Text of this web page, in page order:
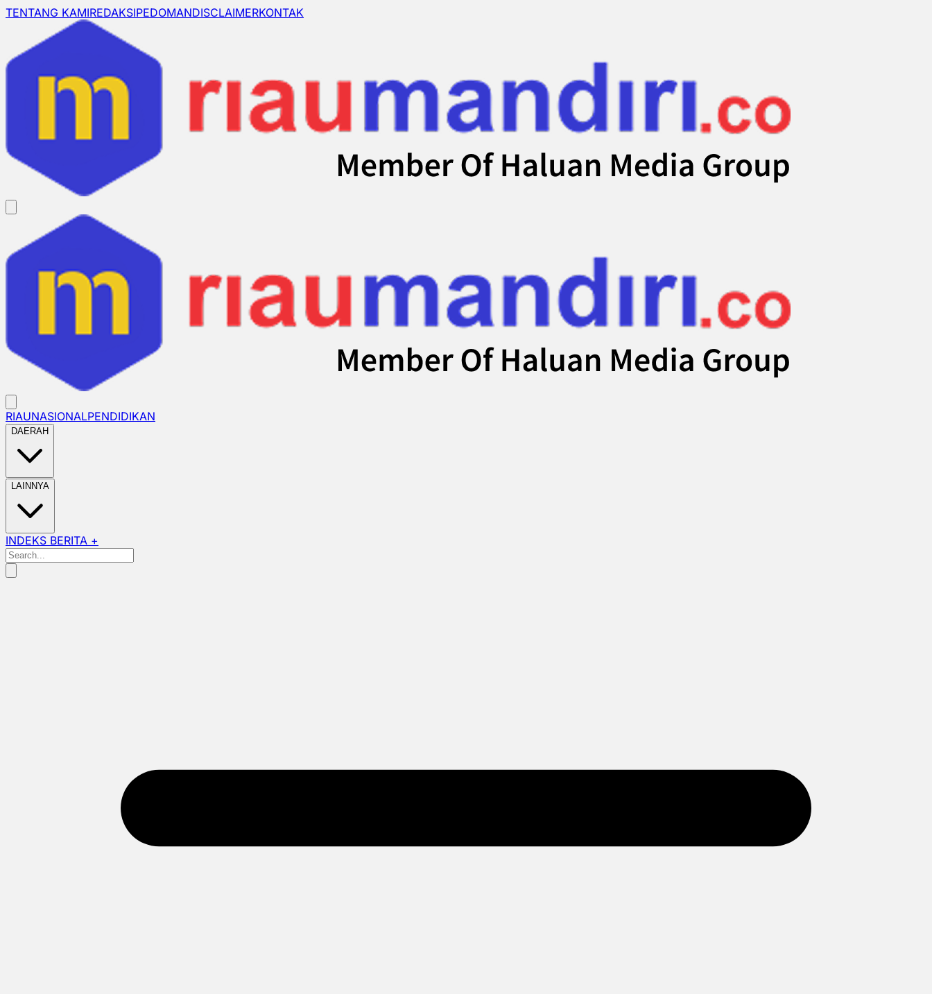
TENTANG KAMIREDAKSIPEDOMANDISCLAIMERKONTAK
RIAUNASIONALPENDIDIKAN
DAERAH
LAINNYA
INDEKS BERITA +